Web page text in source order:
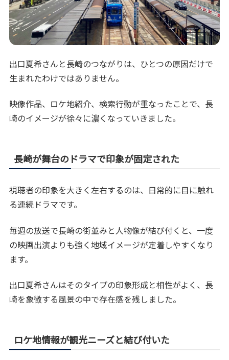
出口夏希さんと長崎のつながりは、ひとつの原因だけで
生まれたわけではありません。
映像作品、ロケ地紹介、検索行動が重なったことで、長
崎のイメージが徐々に濃くなっていきました。
長崎が舞台のドラマで印象が固定された
視聴者の印象を大きく左右するのは、日常的に目に触れ
る連続ドラマです。
毎週の放送で長崎の街並みと人物像が結び付くと、一度
の映画出演よりも強く地域イメージが定着しやすくなり
ます。
出口夏希さんはそのタイプの印象形成と相性がよく、長
崎を象徴する風景の中で存在感を残しました。
ロケ地情報が観光ニーズと結び付いた